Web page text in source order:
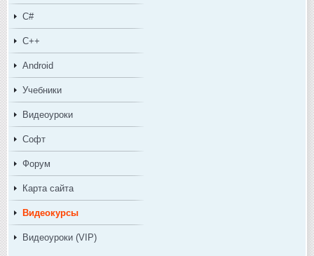
C#
C++
Android
Учебники
Видеоуроки
Софт
Форум
Карта сайта
Видеокурсы
Видеоуроки (VIP)